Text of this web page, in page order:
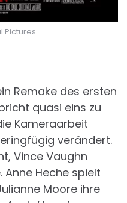
Pictures
Remake des ersten
quasi eins zu
Kameraarbeit
verändert.
Vince Vaughn
Heche spielt
Moore ihre